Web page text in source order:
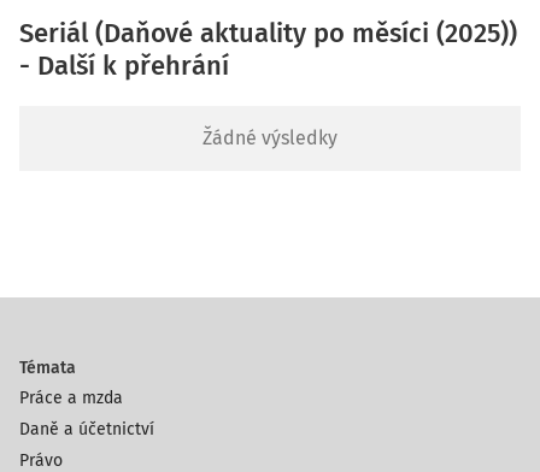
Seriál (Daňové aktuality po měsíci (2025))
- Další k přehrání
Žádné výsledky
Témata
Práce a mzda
Daně a účetnictví
Právo